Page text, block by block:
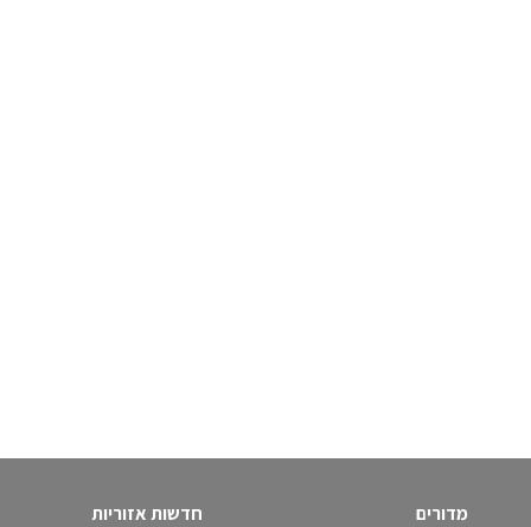
מדורים חדשות אזוריות